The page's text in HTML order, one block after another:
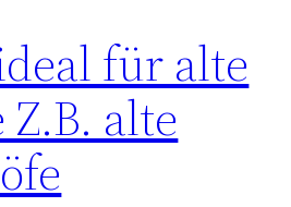
für alte
Z.B. alte